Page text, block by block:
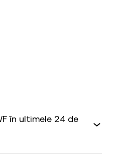
în ultimele 24 de